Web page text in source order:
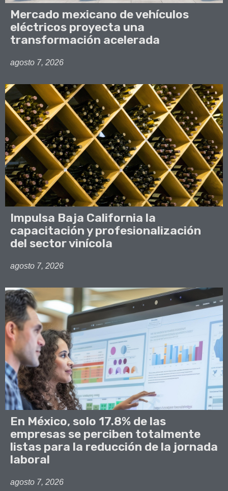
Mercado mexicano de vehículos
eléctricos proyecta una
transformación acelerada
agosto 7, 2026
Impulsa Baja California la
capacitación y profesionalización
del sector vinícola
agosto 7, 2026
En México, solo 17.8% de las
empresas se perciben totalmente
listas para la reducción de la jornada
laboral
agosto 7, 2026